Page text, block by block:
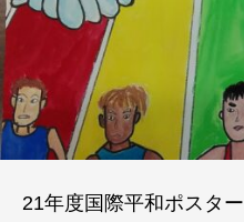
21年度国際平和ポスター